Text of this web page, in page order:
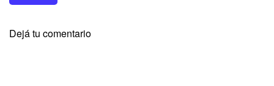
Dejá tu comentario